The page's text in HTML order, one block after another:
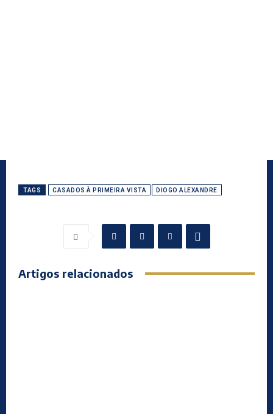
TAGS CASADOS À PRIMEIRA VISTA DIOGO ALEXANDRE
Artigos relacionados